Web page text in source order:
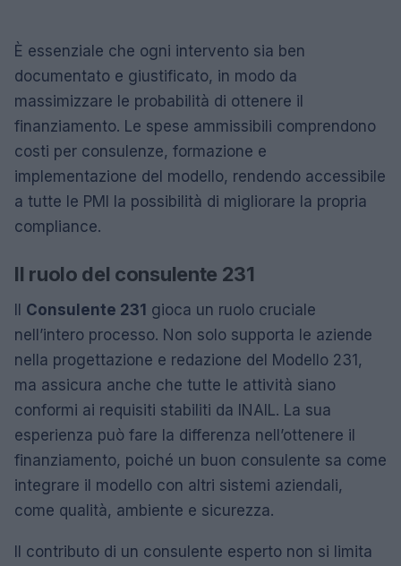
È essenziale che ogni intervento sia ben
documentato e giustificato, in modo da
massimizzare le probabilità di ottenere il
finanziamento. Le spese ammissibili comprendono
costi per consulenze, formazione e
implementazione del modello, rendendo accessibile
a tutte le PMI la possibilità di migliorare la propria
compliance.
Il ruolo del consulente 231
Consulente 231 gioca un ruolo cruciale
nell’intero processo. Non solo supporta le aziende
nella progettazione e redazione del Modello 231,
ma assicura anche che tutte le attività siano
conformi ai requisiti stabiliti da INAIL. La sua
esperienza può fare la differenza nell’ottenere il
finanziamento, poiché un buon consulente sa come
integrare il modello con altri sistemi aziendali,
come qualità, ambiente e sicurezza.
Il contributo di un consulente esperto non si limita